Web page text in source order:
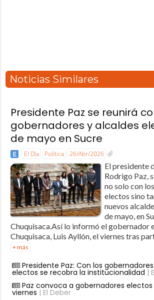
Noticias Similares
Presidente Paz se reunirá
gobernadores y alcaldes
de mayo en Sucre
El Día Política 26/Abr/2026
El presidente
Rodrigo Paz,
no solo con
electos sino
nuevos
de mayo, en
Chuquisaca.Así lo informó el gobernador
Chuquisaca, Luis Ayllón, el viernes tras
+ más
Presidente Paz: Con los
electos se recobra la institucionalidad |
Paz convoca a gobernadores
viernes | El Deber